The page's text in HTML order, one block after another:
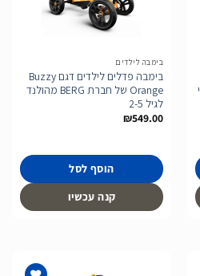
בימבה לילדים
בימבה פדלים לילדים דגם Buzzy
Orange של חברת BERG מהולנד
לגיל 2-5
₪549.00
הוסף לסל
קנה עכשיו